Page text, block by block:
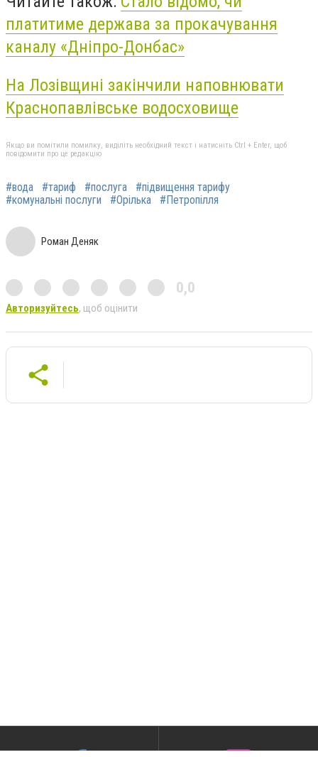
платитиме держава за прокачування
каналу «Дніпро-Донбас»
На Лозівщині закінчили наповнювати
Краснопавлівське водосховище
Якщо ви помітили помилку, виділіть необхідний текст і натисніть Ctrl + Enter, щоб
повідомити про це редакцію
#вода #тариф #послуга
#підвищення тарифу
#комунальні послуги
#Орілька #Петропілля
Роман Деняк
0,0
Авторизуйтесь, щоб оцінити